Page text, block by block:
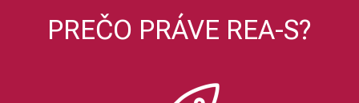
PREČO PRÁVE REA-S?